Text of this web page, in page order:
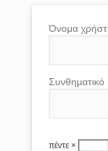
Όνομα
Συνθηματικό
πέντε ×